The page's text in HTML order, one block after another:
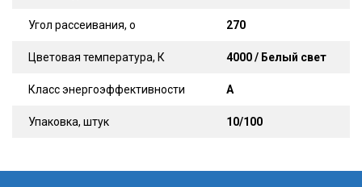
Угол рассеивания, о 270
Цветовая температура, К 4000 / Белый свет
Класс энергоэффективности A
Упаковка, штук 10/100